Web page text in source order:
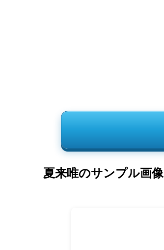
夏来唯のサンプル画像